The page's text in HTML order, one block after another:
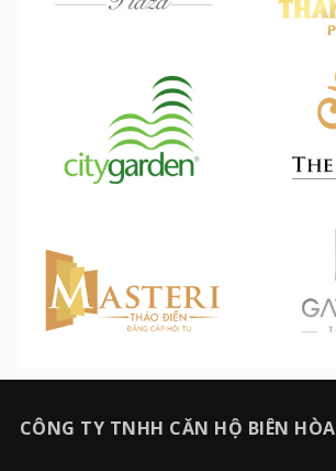
CÔNG TY TNHH CĂN HỘ BIÊN HÒA